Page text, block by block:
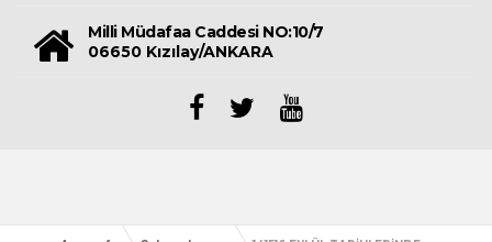
Milli Müdafaa Caddesi NO:10/7
06650 Kızılay/ANKARA